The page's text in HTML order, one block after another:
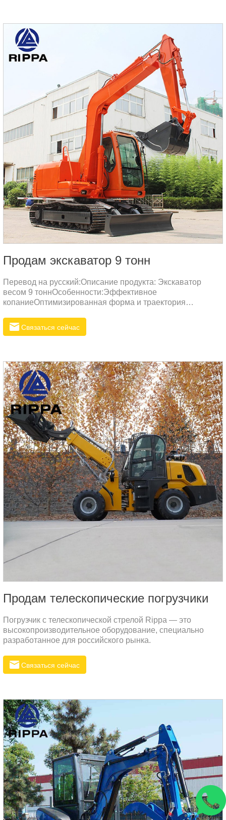
Продам экскаватор 9 тонн
Перевод на русский:Описание продукта: Экскаватор
весом 9 тоннОсобенности:Эффективное
копаниеОптимизированная форма и траектория
сопротивление при копке, повышая мощность и
эффективность работы.Износостойкость и
износостойкость ковша и длительный срок службы.
Связаться сейчас
Продам телескопические погрузчики
Погрузчик с телескопической стрелой Rippa — это
высокопроизводительное оборудование, специально
разработанное для российского рынка.
Связаться сейчас